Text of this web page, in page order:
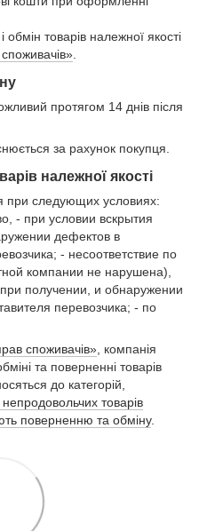
товарів належної якості
протягом 14 днів після
за рахунок покупця.
належної якості
при следующих условиях:
- при условии вскрытия
дефектов в
- несоответствие по
компании не нарушена),
получении, и обнаружении
перевозчика; - по
споживачів» , компанія
та поверненні товарів
до категорій,
непродовольчих товарів
поверненню та обміну.